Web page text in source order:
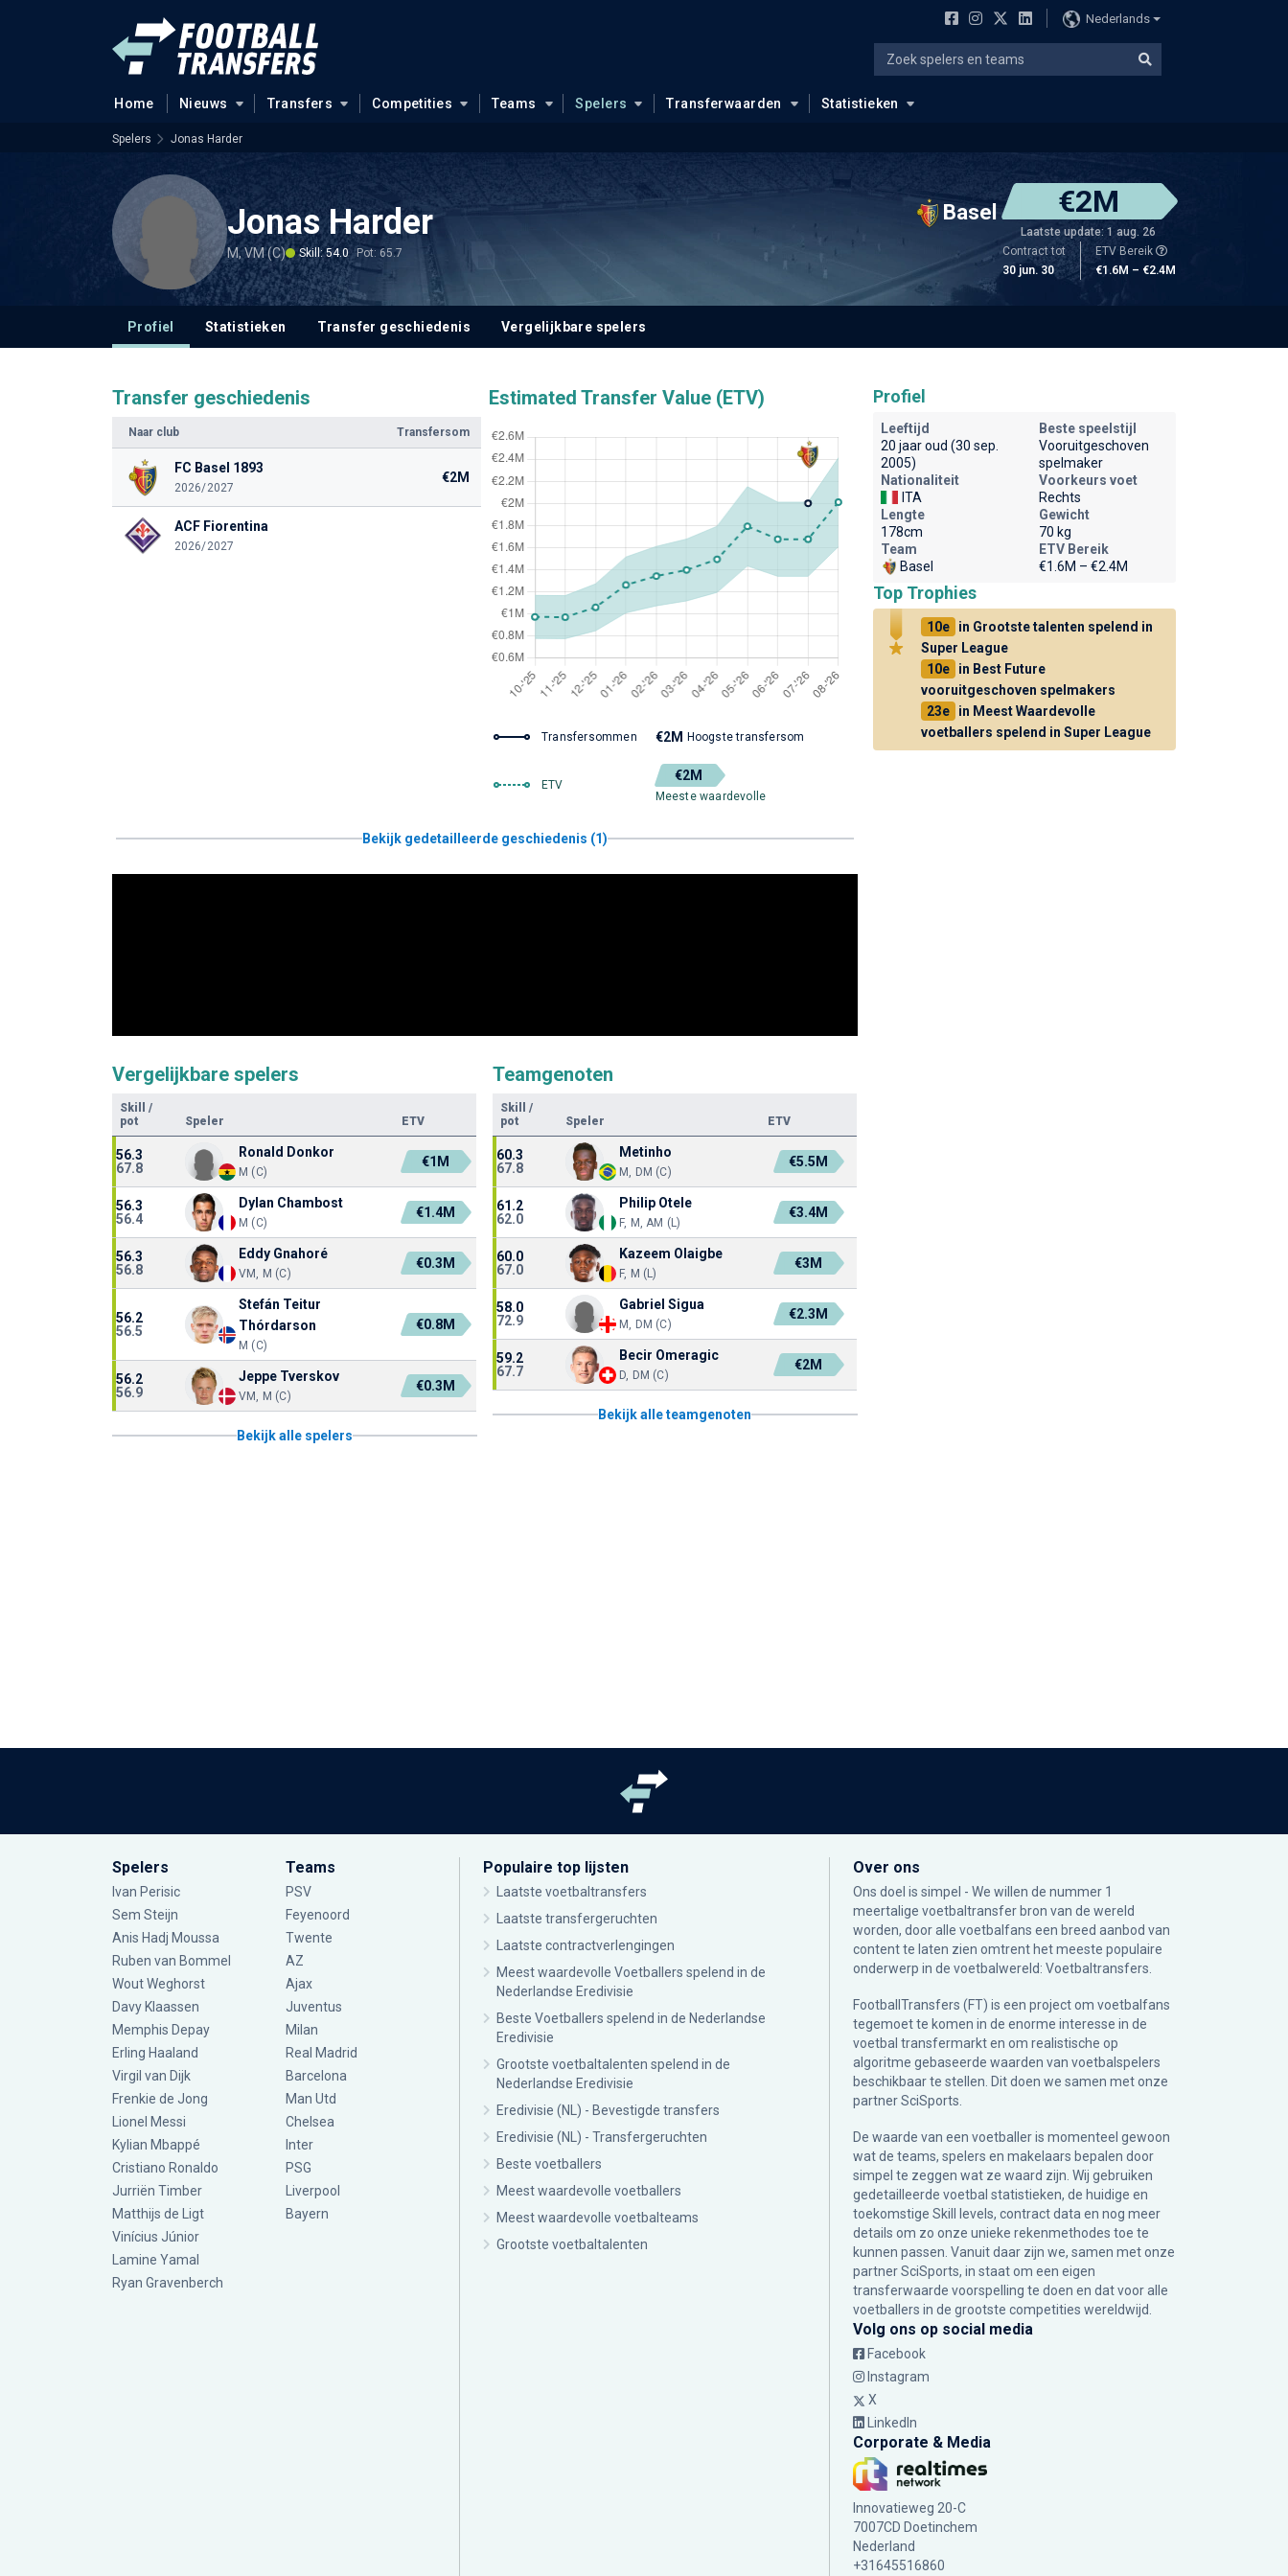
Nederlands
Home Nieuws Transfers Competities Teams Spelers Transferwaarden Statistieken
Spelers Jonas Harder
Jonas Harder
M, VM (C) Skill: 54.0 Pot: 65.7
Basel €2M
Laatste update: 1 aug. 26
Contract tot
30 jun. 30
ETV Bereik
€1.6M – €2.4M
Profiel Statistieken Transfer geschiedenis Vergelijkbare spelers
Transfer geschiedenis
Naar club Transfersom
FC Basel 1893
2026/2027
€2M
ACF Fiorentina
2026/2027
Estimated Transfer Value (ETV)
Transfersommen €2M Hoogste transfersom
ETV
€2M
Meeste waardevolle
Bekijk gedetailleerde geschiedenis (1)
Vergelijkbare spelers
Skill
/
pot
Speler ETV
56.3
67.8
Ronald Donkor
M (C)
€1M
56.3
56.4
Dylan Chambost
M (C)
€1.4M
56.3
56.8
Eddy Gnahoré
VM, M (C)
€0.3M
56.2
56.5
Stefán Teitur
Thórdarson
M (C)
€0.8M
56.2
56.9
Jeppe Tverskov
VM, M (C)
€0.3M
Bekijk alle spelers
Teamgenoten
Skill
/
pot
Speler ETV
60.3
67.8
Metinho
M, DM (C)
€5.5M
61.2
62.0
Philip Otele
F, M, AM (L)
€3.4M
60.0
67.0
Kazeem Olaigbe
F, M (L)
€3M
58.0
72.9
Gabriel Sigua
M, DM (C)
€2.3M
59.2
67.7
Becir Omeragic
D, DM (C)
€2M
Bekijk alle teamgenoten
Profiel
Leeftijd
20 jaar oud (30 sep.
2005)
Beste speelstijl
Vooruitgeschoven
spelmaker
Nationaliteit
ITA
Voorkeurs voet
Rechts
Lengte
178cm
Gewicht
70 kg
Team
Basel
ETV Bereik
€1.6M – €2.4M
Top Trophies
10e
in Grootste talenten spelend in
Super League
10e
in Best Future
vooruitgeschoven spelmakers
23e
in Meest Waardevolle
voetballers spelend in Super League
Spelers
Ivan Perisic
Sem Steijn
Anis Hadj Moussa
Ruben van Bommel
Wout Weghorst
Davy Klaassen
Memphis Depay
Erling Haaland
Virgil van Dijk
Frenkie de Jong
Lionel Messi
Kylian Mbappé
Cristiano Ronaldo
Jurriën Timber
Matthijs de Ligt
Vinícius Júnior
Lamine Yamal
Ryan Gravenberch
Teams
PSV
Feyenoord
Twente
AZ
Ajax
Juventus
Milan
Real Madrid
Barcelona
Man Utd
Chelsea
Inter
PSG
Liverpool
Bayern
Populaire top lijsten
Laatste voetbaltransfers
Laatste transfergeruchten
Laatste contractverlengingen
Meest waardevolle Voetballers spelend in de
Nederlandse Eredivisie
Beste Voetballers spelend in de Nederlandse
Eredivisie
Grootste voetbaltalenten spelend in de
Nederlandse Eredivisie
Eredivisie (NL) - Bevestigde transfers
Eredivisie (NL) - Transfergeruchten
Beste voetballers
Meest waardevolle voetballers
Meest waardevolle voetbalteams
Grootste voetbaltalenten
Over ons
Ons doel is simpel - We willen de nummer 1
meertalige voetbaltransfer bron van de wereld
worden, door alle voetbalfans een breed aanbod van
content te laten zien omtrent het meeste populaire
onderwerp in de voetbalwereld: Voetbaltransfers.
FootballTransfers (FT) is een project om voetbalfans
tegemoet te komen in de enorme interesse in de
voetbal transfermarkt en om realistische op
algoritme gebaseerde waarden van voetbalspelers
beschikbaar te stellen. Dit doen we samen met onze
partnerSciSports
De waarde van een voetballer is momenteel gewoon
wat de teams, spelers en makelaars bepalen door
simpel te zeggen wat ze waard zijn. Wij gebruiken
gedetailleerde voetbal statistieken, de huidige en
toekomstige Skill levels, contract data en nog meer
details om zo onze unieke rekenmethodes toe te
kunnen passen. Vanuit daar zijn we, samen met onze
partner SciSports, in staat om een eigen
transferwaarde voorspelling te doen en dat voor alle
voetballers in de grootste competities wereldwijd.
Volg ons op social media
Facebook
Instagram
X
LinkedIn
Corporate & Media
Innovatieweg 20-C
7007CD Doetinchem
Nederland
+31645516860